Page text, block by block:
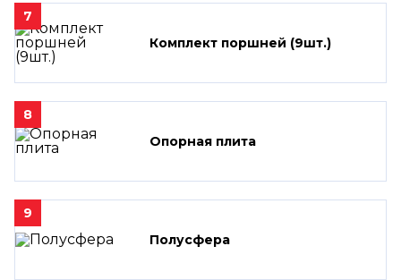
7
Комплект поршней (9шт.)
8
Опорная плита
9
Полусфера